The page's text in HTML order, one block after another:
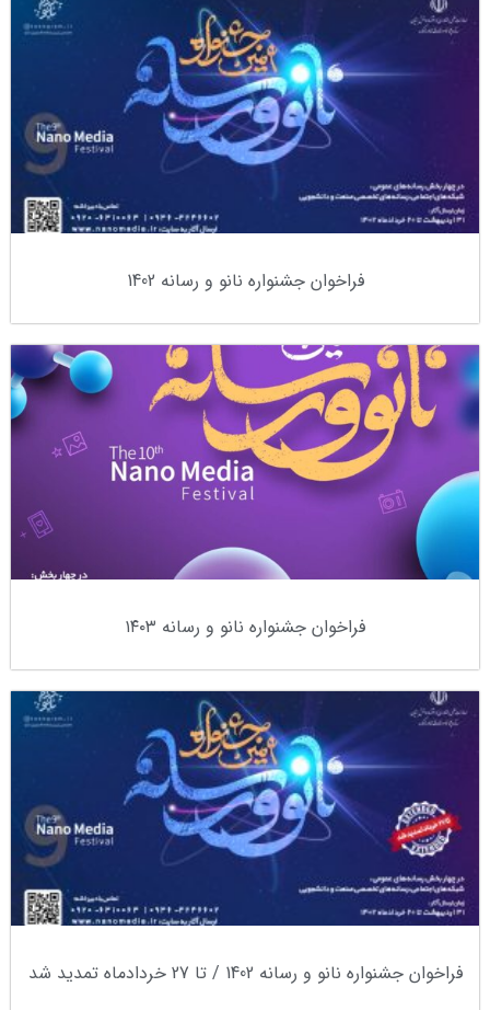
فراخوان جشنواره نانو و رسانه 1402
فراخوان جشنواره نانو و رسانه ۱۴۰۳
فراخوان جشنواره نانو و رسانه 1402 / تا 27 خردادماه تمدید شد